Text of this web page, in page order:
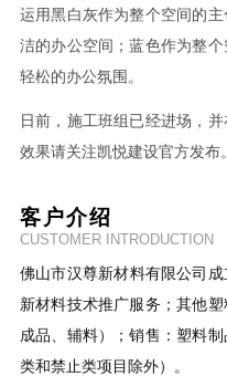
运用黑白灰作为整个空间的
洁的办公空间；蓝色作为整个
轻松的办公氛围。
日前，施工班组已经进场，
效果请关注凯悦建设官方发布。
客户介绍
CUSTOMER INTRODUCTION
佛山市汉尊新材料有限公司
新材料技术推广服务；其他
成品、辅料）；销售：塑料
类和禁止类项目除外）。